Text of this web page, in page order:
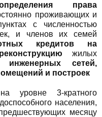
права
проживающих и
с численностью
и членов их семей
кредитов на
реконструкцию жилых
инженерных сетей,
и построек
уровне 3-кратного
населения,
месяцу